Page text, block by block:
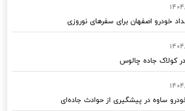
خودرو اصفهان برای سفرهای نوروزی
کولاک جاده چالوس